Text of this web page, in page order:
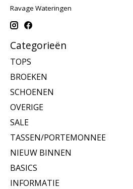
Ravage Wateringen
Categorieën
TOPS
BROEKEN
SCHOENEN
OVERIGE
SALE
TASSEN/PORTEMONNEE
NIEUW BINNEN
BASICS
INFORMATIE